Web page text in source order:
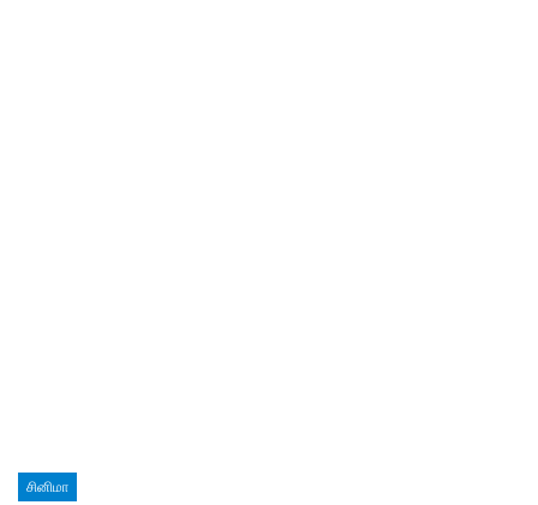
சினிமா